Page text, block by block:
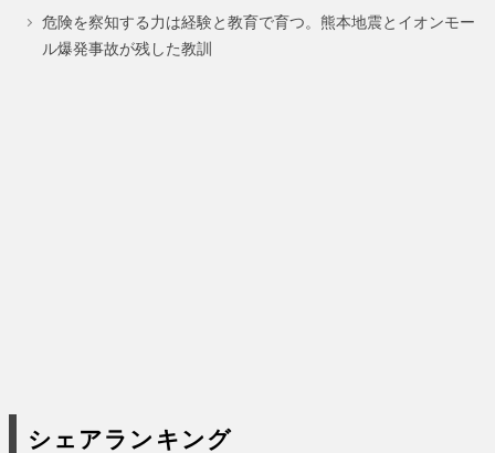
危険を察知する力は経験と教育で育つ。熊本地震とイオンモー
ル爆発事故が残した教訓
シェアランキング